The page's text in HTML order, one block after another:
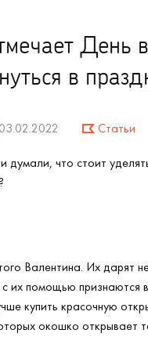
День
в
03.02.2022 Статьи
думали, что стоит
Валентина. Их дарят
помощью признаются
купить красочную
окошко открывает